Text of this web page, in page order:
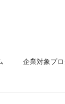
企業対象プ